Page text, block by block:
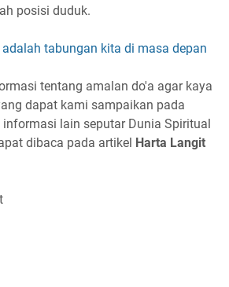
posisi duduk.
adalah tabungan kita di masa depan
tentang amalan do'a agar kaya
dapat kami sampaikan pada
lain seputar Dunia Spiritual
dibaca pada artikel Harta Langit